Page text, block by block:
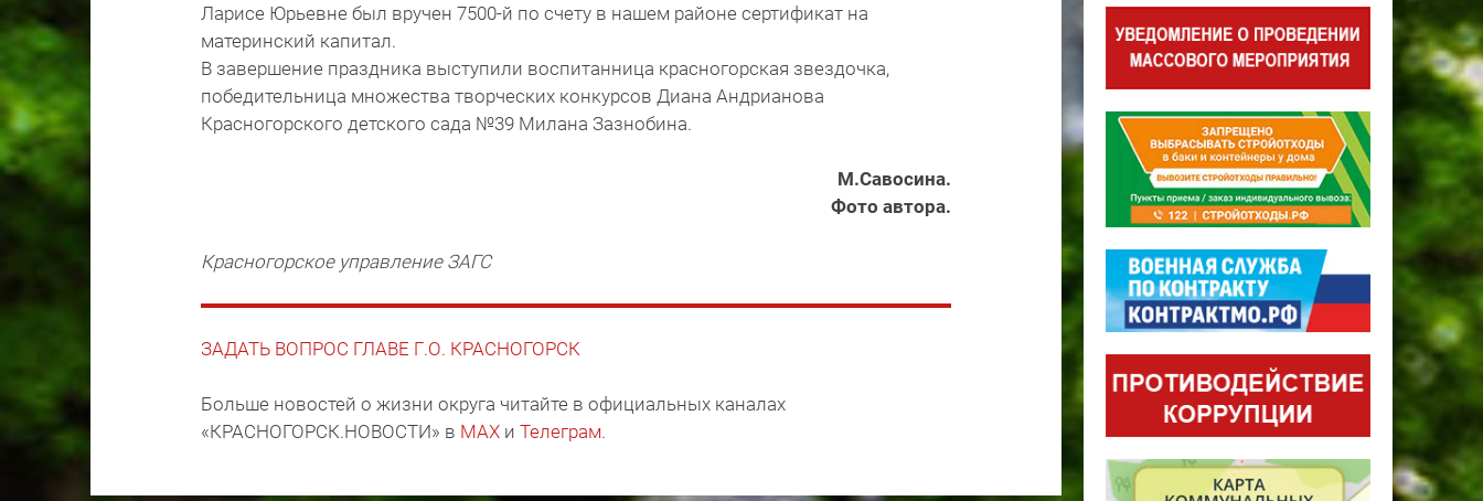
Ларисе Юрьевне был вручен 7500-й по счету в нашем районе сертификат на
материнский капитал.
В завершение праздника выступили воспитанница красногорская звездочка,
победительница множества творческих конкурсов Диана Андрианова
Красногорского детского сада №39 Милана Зазнобина.
М.Савосина.
Фото автора.
Красногорское управление ЗАГС
ЗАДАТЬ ВОПРОС ГЛАВЕ Г.О. КРАСНОГОРСК
Больше новостей о жизни округа читайте в официальных каналах
«КРАСНОГОРСК.НОВОСТИ» в MAX и Телеграм.